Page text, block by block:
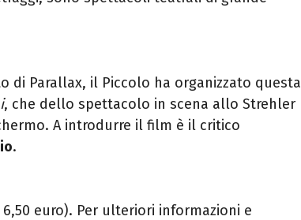
di Parallax, il Piccolo ha organizzato questa
, che dello spettacolo in scena allo Strehler
A introdurre il film è il critico
.
euro). Per ulteriori informazioni e